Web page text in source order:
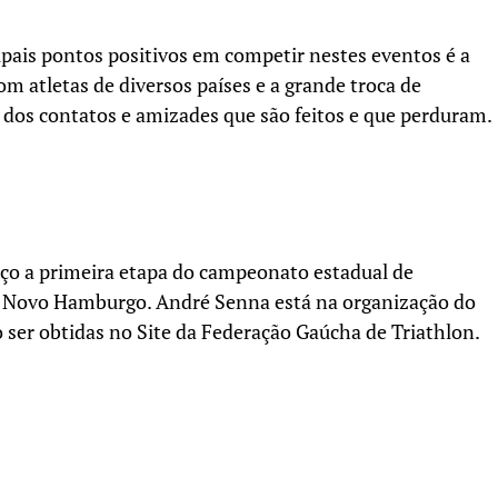
pontos positivos em competir nestes eventos é a
atletas de diversos países e a grande troca de
contatos e amizades que são feitos e que perduram.
a primeira etapa do campeonato estadual de
Hamburgo. André Senna está na organização do
obtidas no Site da Federação Gaúcha de Triathlon.